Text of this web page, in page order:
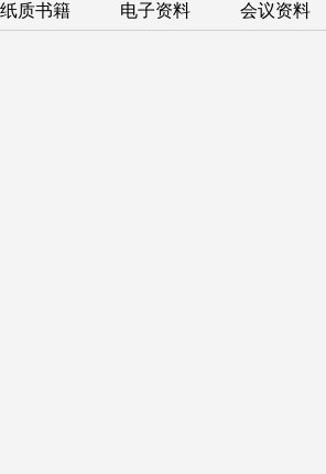
纸质书籍 电子资料 会议资料